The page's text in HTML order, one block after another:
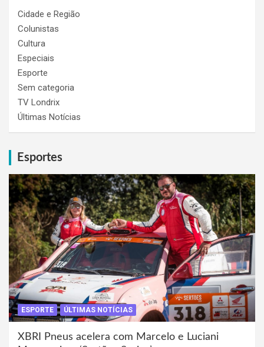
Cidade e Região
Colunistas
Cultura
Especiais
Esporte
Sem categoria
TV Londrix
Últimas Notícias
Esportes
ESPORTE ÚLTIMAS NOTÍCIAS
XBRI Pneus acelera com Marcelo e Luciani